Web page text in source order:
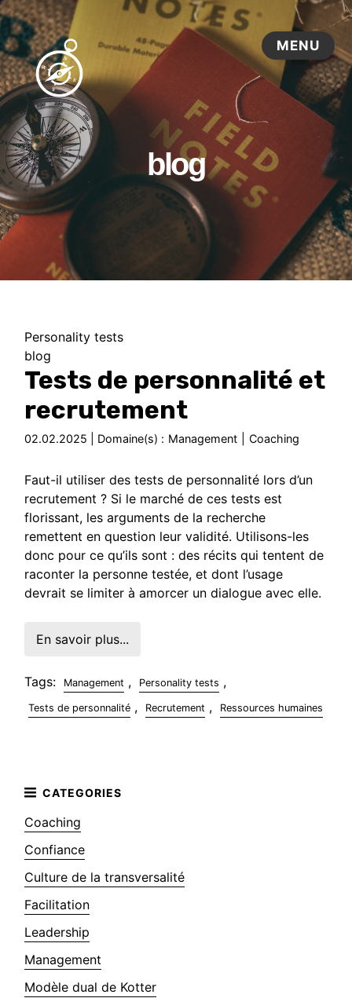
blog
Personality tests
blog
Tests de personnalité et
recrutement
02.02.2025 | Domaine(s) : Management Coaching
Faut-il utiliser des tests de personnalité lors d’un
recrutement ? Si le marché de ces tests est
florissant, les arguments de la recherche
remettent en question leur validité. Utilisons-les
donc pour ce qu’ils sont : des récits qui tentent de
raconter la personne testée, et dont l’usage
devrait se limiter à amorcer un dialogue avec elle.
En savoir plus...
Tags: Management , Personality tests ,
Tests de personnalité , Recrutement , Ressources humaines
Coaching
Confiance
Culture de la transversalité
Facilitation
Leadership
Management
Modèle dual de Kotter